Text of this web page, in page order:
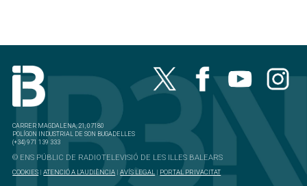
CARRER MAGDALENA, 21, 07180
POLÍGON INDUSTRIAL DE SON BUGADELLES
(+34) 971 139 333
© ENS PÚBLIC DE RADIOTELEVISIÓ DE LES ILLES BALEARS
COOKIES |ATENCIÓ A L'AUDIÈNCIA |AVÍS LEGAL PORTAL PRIVACITAT